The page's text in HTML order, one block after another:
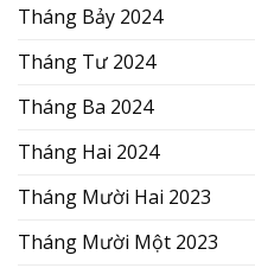
Tháng Bảy 2024
Tháng Tư 2024
Tháng Ba 2024
Tháng Hai 2024
Tháng Mười Hai 2023
Tháng Mười Một 2023